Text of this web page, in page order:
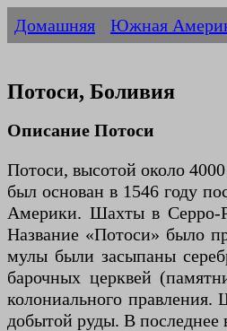
Домашняя Южная
Потоси, Боливия
Описание Потоси
Потоси, высотой около
был основан в 1546 году
Америки. Шахты в Серро-
Название «Потоси» было
мулы были засыпаны
барочных церквей
колониального
добытой руды. В последнее